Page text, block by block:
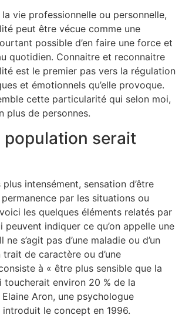
vie professionnelle ou personnelle,
peut être vécue comme une
possible d’en faire une force et
quotidien. Connaitre et reconnaitre
est le premier pas vers la régulation
et émotionnels qu’elle provoque.
cette particularité qui selon moi,
plus de personnes.
population serait
intensément, sensation d’être
par les situations ou
les quelques éléments relatés par
peuvent indiquer ce qu’on appelle une
s’agit pas d’une maladie ou d’un
trait de caractère ou d’une
à « être plus sensible que la
toucherait environ 20 % de la
Elaine Aron, une psychologue
introduit le concept en 1996.